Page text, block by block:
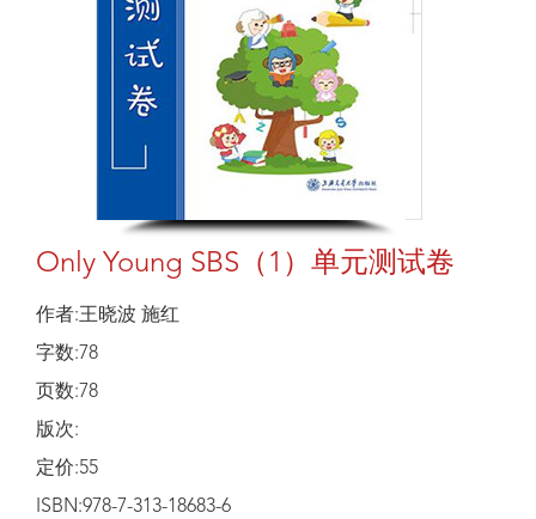
Only Young SBS（1）单元测试卷
作者:王晓波 施红
字数:78
页数:78
版次:
定价:55
ISBN:978-7-313-18683-6